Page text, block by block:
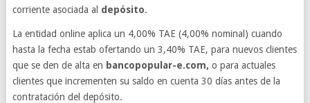
corriente asociada al depósito.
La entidad online aplica un 4,00% TAE (4,00% nominal) cuando
hasta la fecha estab ofertando un 3,40% TAE, para nuevos clientes
que se den de alta en bancopopular-e.com, o para actuales
clientes que incrementen su saldo en cuenta 30 días antes de la
contratación del depósito.